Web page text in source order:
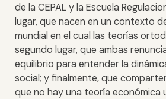
de la CEPAL y la Escuela
lugar, que nacen en un contexto
mundial en el cual las teorías
segundo lugar, que ambas
equilibrio para entender la
social; y finalmente, que
que no hay una teoría económica